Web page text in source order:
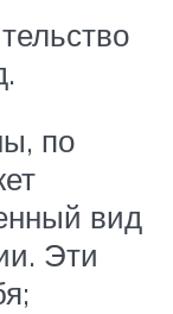
по
вид
Эти